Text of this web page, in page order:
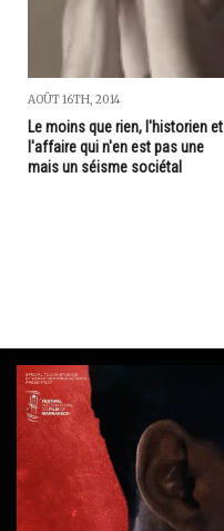
AOÛT 16TH, 2014
Le moins que rien, l'historien et
l'affaire qui n'en est pas une
mais un séisme sociétal